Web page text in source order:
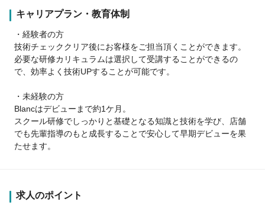
キャリアプラン・教育体制
・経験者の方
技術チェッククリア後にお客様をご担当頂くことができます。
必要な研修カリキュラムは選択して受講することができるの
で、効率よく技術UPすることが可能です。
・未経験の方
Blancはデビューまで約1ケ月。
スクール研修でしっかりと基礎となる知識と技術を学び、店舗
でも先輩指導のもと成長することで安心して早期デビューを果
たせます。
求人のポイント